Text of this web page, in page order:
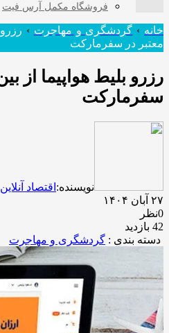
فروشگاه مکمل آرس فیت
خانه › گردشگری و مهاجرت ›
معتبر در سفرمارکت
سفرمارکت
نویسنده: اقتصاد آنلاین
۲۷ آبان ۱۴۰۴
0نظر
42 بازدید
دسته بندی : گردشگری و مهاجرت